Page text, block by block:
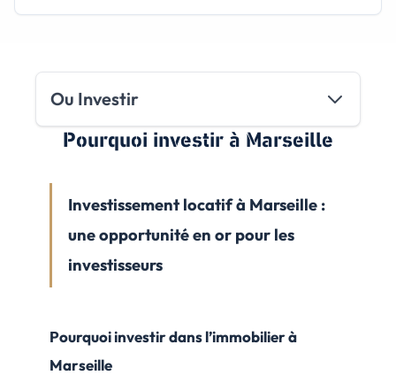
Ou Investir
Pourquoi investir à Marseille
Investissement locatif à Marseille :
une opportunité en or pour les
investisseurs
Pourquoi investir dans l’immobilier à
Marseille